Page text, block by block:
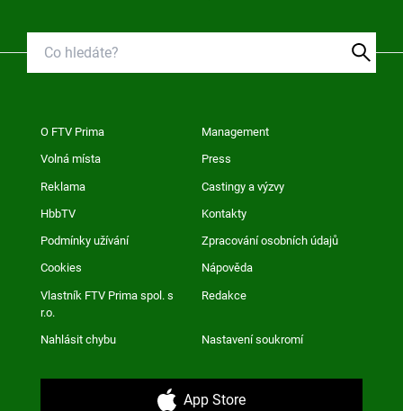
O FTV Prima Management
Volná místa Press
Reklama Castingy a výzvy
HbbTV Kontakty
Podmínky užívání Zpracování osobních údajů
Cookies Nápověda
Vlastník FTV Prima spol. s
r.o.
Redakce
Nahlásit chybu Nastavení soukromí
App Store